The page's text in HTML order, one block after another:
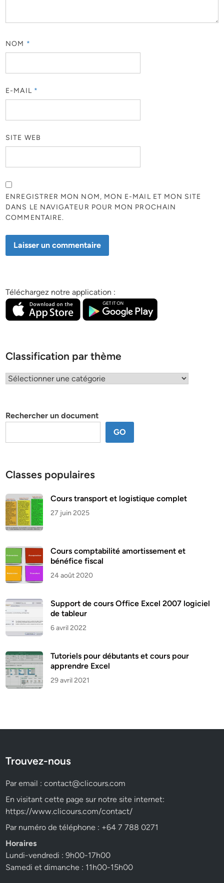
NOM *
E-MAIL *
SITE WEB
ENREGISTRER MON NOM, MON E-MAIL ET MON SITE
DANS LE NAVIGATEUR POUR MON PROCHAIN
COMMENTAIRE.
Téléchargez notre application :
Classification par thème
Classification
Rechercher un document
GO
Classes populaires
Cours transport et logistique complet
27 juin 2025
Cours comptabilité amortissement et
bénéfice fiscal
24 août 2020
Support de cours Office Excel 2007 logiciel
de tableur
6 avril 2022
Tutoriels pour débutants et cours pour
apprendre Excel
29 avril 2021
Trouvez-nous
Par email :contact@clicours.com
En visitant cette page sur notre site internet:
https://www.clicours.com/contact/
Par numéro de téléphone : +64 7 788 0271
Horaires
Lundi-vendredi : 9h00-17h00
Samedi et dimanche : 11h00-15h00